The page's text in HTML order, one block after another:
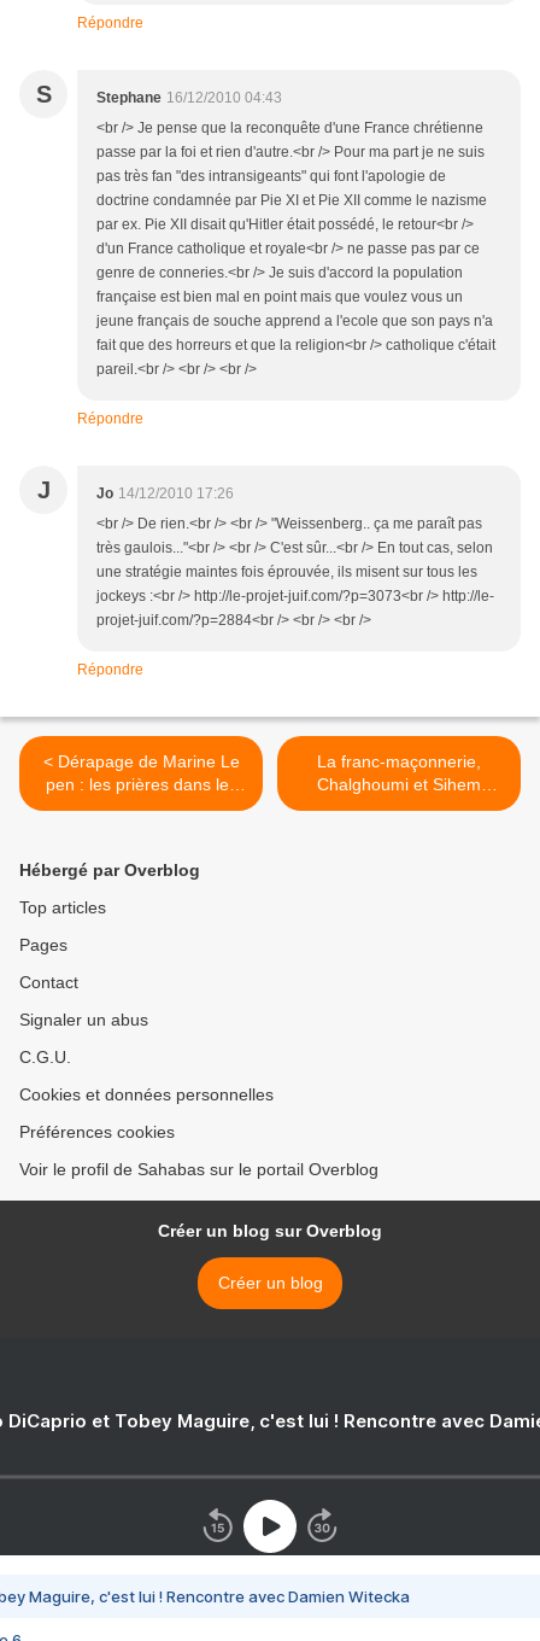
Répondre
S Stephane 16/12/2010 04:43
<br /> Je pense que la reconquête d'une France chrétienne
passe par la foi et rien d'autre.<br /> Pour ma part je ne suis
pas très fan "des intransigeants" qui font l'apologie de
doctrine condamnée par Pie XI et Pie XII comme le nazisme
par ex. Pie XII disait qu'Hitler était possédé, le retour<br />
d'un France catholique et royale<br /> ne passe pas par ce
genre de conneries.<br /> Je suis d'accord la population
française est bien mal en point mais que voulez vous un
jeune français de souche apprend a l'ecole que son pays n'a
fait que des horreurs et que la religion<br /> catholique c'était
pareil.<br /> <br /> <br />
Répondre
J Jo 14/12/2010 17:26
<br /> De rien.<br /> <br /> "Weissenberg.. ça me paraît pas
très gaulois..."<br /> <br /> C'est sûr...<br /> En tout cas, selon
une stratégie maintes fois éprouvée, ils misent sur tous les
jockeys :<br /> http://le-projet-juif.com/?p=3073<br /> http://le-
projet-juif.com/?p=2884<br /> <br /> <br />
Répondre
< Dérapage de Marine Le
pen : les prières dans les
rues sont comparables à
La franc-maçonnerie,
Chalghoumi et Sihem
Habchi de NPNS se
Hébergé par Overblog
Top articles
Pages
Contact
Signaler un abus
C.G.U.
Cookies et données personnelles
Préférences cookies
Voir le profil de Sahabas sur le portail Overblog
Créer un blog sur Overblog
Créer un blog
DiCaprio et Tobey Maguire, c'est lui ! Rencontre avec
Maguire, c'est lui ! Rencontre avec Damien Witecka